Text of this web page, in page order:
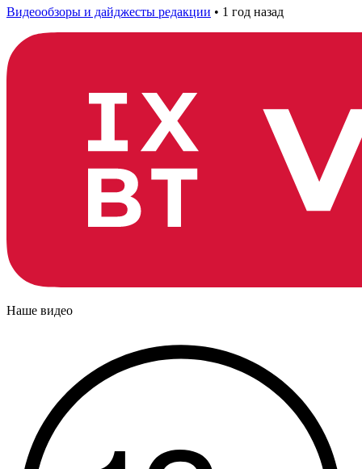
Видеообзоры и дайджесты редакции • 1 год назад
Наше видео